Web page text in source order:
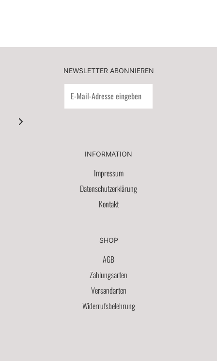
NEWSLETTER ABONNIEREN
INFORMATION
Impressum
Datenschutzerklärung
Kontakt
SHOP
AGB
Zahlungsarten
Versandarten
Widerrufsbelehrung